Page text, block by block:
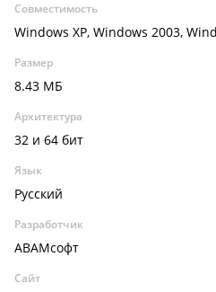
Совместимость
Windows XP, Windows 2003,
Размер
8.43 МБ
Архитектура
32 и 64 бит
Язык
Русский
Разработчик
АВАМсофт
Сайт